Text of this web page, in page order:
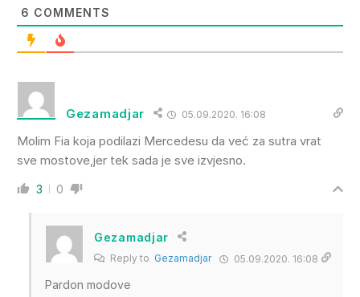
6 COMMENTS
Gezamadjar 05.09.2020. 16:08
Molim Fia koja podilazi Mercedesu da već za sutra vrat
sve mostove,jer tek sada je sve izvjesno.
3 0
Gezamadjar
Reply to Gezamadjar 05.09.2020. 16:08
Pardon modove